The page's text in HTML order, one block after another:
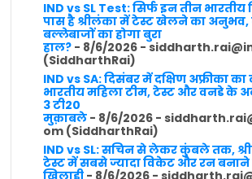
IND vs SL Test: सिर्फ इन तीन भारतीय
पास है श्रीलंका में टेस्ट खेलने का अनुभव,
बल्लेबाजों का होगा बुरा
हाल? - 8/6/2026 -
(SiddharthRai)
IND vs SA: दिसंबर में दक्षिण अफ्रीका का
भारतीय महिला टीम, टेस्ट और वनडे के
3 टी20
मुक़ाबले - 8/6/2026 -
om (SiddharthRai)
IND vs SL: सचिन से लेकर कुंबले तक,
टेस्ट में सबसे ज्यादा विकेट और रन बनाने
खिलाड़ी - 8/6/2026 -